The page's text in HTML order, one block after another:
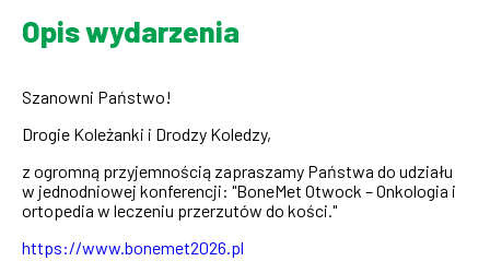
Opis wydarzenia
Szanowni Państwo!
Drogie Koleżanki i Drodzy Koledzy,
z ogromną przyjemnością zapraszamy Państwa do udziału
w jednodniowej konferencji: "BoneMet Otwock – Onkologia i
ortopedia w leczeniu przerzutów do kości."
https://www.bonemet2026.pl